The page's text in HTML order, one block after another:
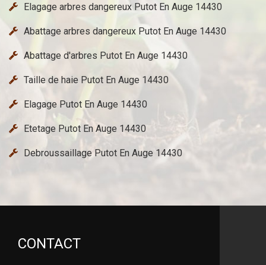
Elagage arbres dangereux Putot En Auge 14430
Abattage arbres dangereux Putot En Auge 14430
Abattage d'arbres Putot En Auge 14430
Taille de haie Putot En Auge 14430
Elagage Putot En Auge 14430
Etetage Putot En Auge 14430
Debroussaillage Putot En Auge 14430
CONTACT